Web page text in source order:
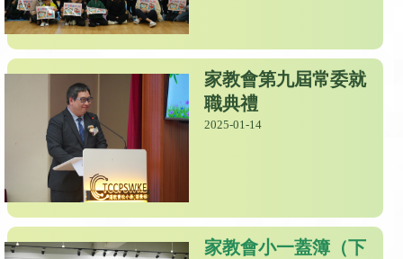
家教會第九屆常委就
職典禮
2025-01-14
家教會小一蓋簿（下